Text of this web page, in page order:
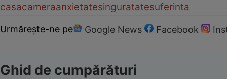
casacameraanxietatesinguratatesuferinta
Urmărește-ne pe Google News Facebook
Ghid de cumpărături